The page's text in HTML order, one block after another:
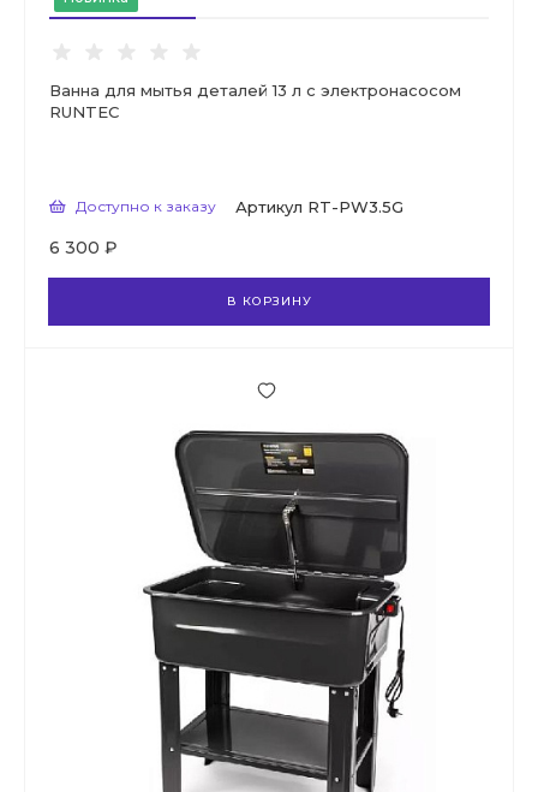
Ванна для мытья деталей 13 л с электронасосом
RUNTEC
Доступно к заказу Артикул RT-PW3.5G
6 300 ₽
В КОРЗИНУ